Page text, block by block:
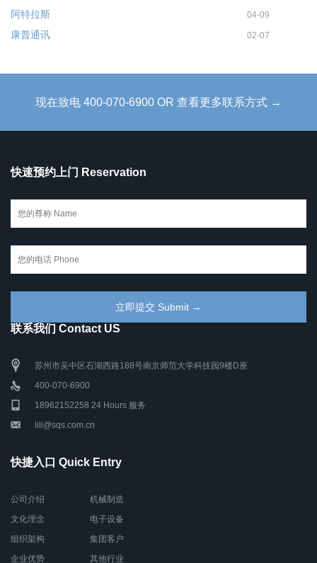
阿特拉斯 04-09
康普通讯 02-07
现在致电 400-070-6900 OR 查看更多联系方式 →
快速预约上门 Reservation
联系我们 Contact US
苏州市吴中区石湖西路188号南京师范大学科技园9楼D座
400-070-6900
18962152258 24 Hours 服务
lili@sqs.com.cn
快捷入口 Quick Entry
公司介绍
文化理念
组织架构
企业优势
机械制造
电子设备
集团客户
其他行业